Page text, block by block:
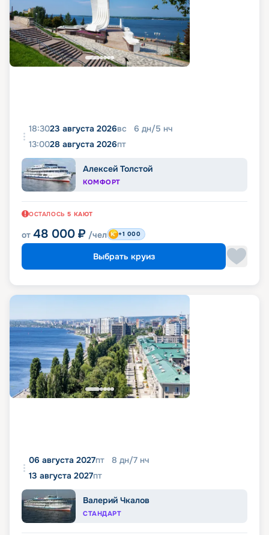
18:3023 августа 2026вс 6 дн/5 нч
13:0028 августа 2026пт
Алексей Толстой
КОМФОРТ
ОСТАЛОСЬ 5 КАЮТ
от 48 000 ₽ /чел +1 000
Выбрать круиз
06 августа 2027пт 8 дн/7 нч
13 августа 2027пт
Валерий Чкалов
СТАНДАРТ